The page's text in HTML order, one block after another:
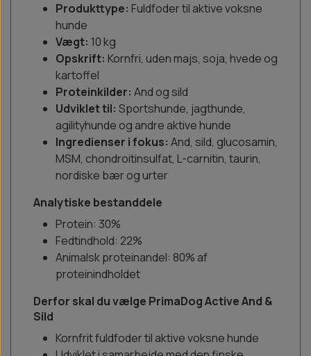
Produkttype: Fuldfoder til aktive voksne
hunde
Vægt: 10 kg
Opskrift: Kornfri, uden majs, soja, hvede og
kartoffel
Proteinkilder: And og sild
Udviklet til: Sportshunde, jagthunde,
agilityhunde og andre aktive hunde
Ingredienser i fokus: And, sild, glucosamin,
MSM, chondroitinsulfat, L-carnitin, taurin,
nordiske bær og urter
Analytiske bestanddele
Protein: 30%
Fedtindhold: 22%
Animalsk proteinandel: 80% af
proteinindholdet
Derfor skal du vælge PrimaDog Active And &
Sild
Kornfrit fuldfoder til aktive voksne hunde